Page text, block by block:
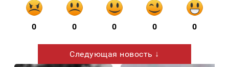
0 0 0 0 0
Следующая новость ↓